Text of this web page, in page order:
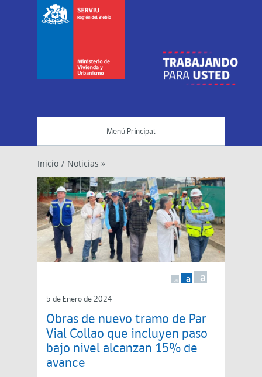
Menú Principal
Inicio / Noticias »
a a a
5 de Enero de 2024
Obras de nuevo tramo de Par
Vial Collao que incluyen paso
bajo nivel alcanzan 15% de
avance